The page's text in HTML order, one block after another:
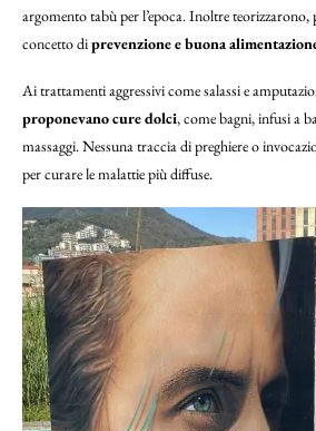
argomento tabù per l’epoca. Inoltre
concetto diprevenzione e buona
Ai trattamenti aggressivi come salassi e
proponevano cure dolci, come bagni, infusi a
massaggi. Nessuna traccia di preghiere o
per curare le malattie più diffuse.